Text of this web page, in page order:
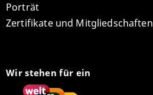
Porträt
Zertifikate und Mitgliedschaften
Wir stehen für ein